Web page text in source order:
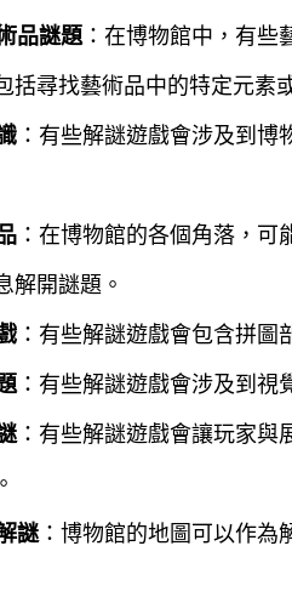
品謎題：在博物館中，有些
括尋找藝術品中的特定元素
：有些解謎遊戲會涉及到博
：在博物館的各個角落，可
解開謎題。
：有些解謎遊戲會包含拼圖
：有些解謎遊戲會涉及到視
：有些解謎遊戲會讓玩家與
謎：博物館的地圖可以作為